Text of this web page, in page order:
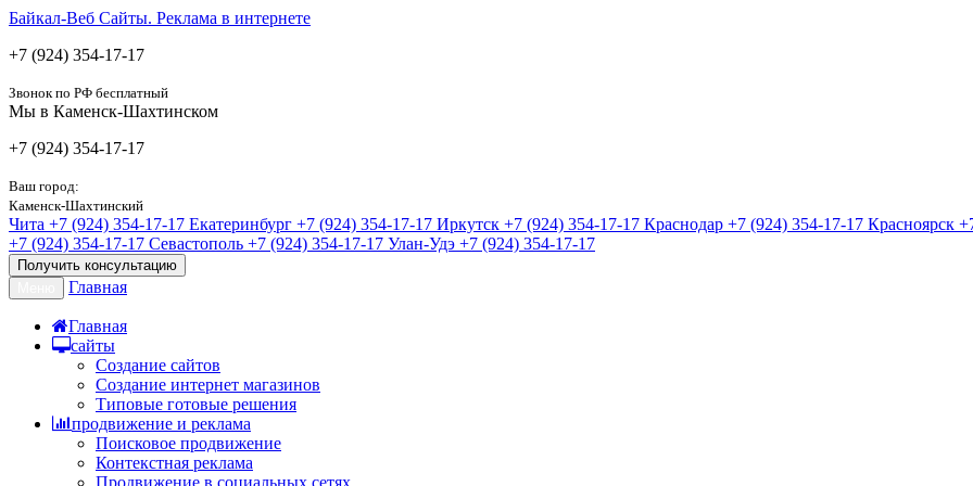
Байкал-Веб Сайты. Реклама в интернете
+7 (924) 354-17-17
Звонок по РФ бесплатный
Мы в Каменск-Шахтинском
+7 (924) 354-17-17
Ваш город:
Каменск-Шахтинский
Чита +7 (924) 354-17-17 Екатеринбург +7 (924) 354-17-17 Иркутск +7 (924) 354-17-17 Краснодар +7 (924) 354-17-17 Красноярск
+7 (924) 354-17-17 Севастополь +7 (924) 354-17-17 Улан-Удэ +7 (924) 354-17-17
Получить консультацию
Главная
Главная
сайты
Создание сайтов
Создание интернет магазинов
Типовые готовые решения
продвижение и реклама
Поисковое продвижение
Контекстная реклама
Продвижение в социальных сетях